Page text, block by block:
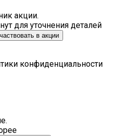
акции.
для уточнения деталей
в акции
конфиденциальности